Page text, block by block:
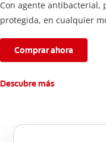
Con agente antibacterial,
protegida, en cualquier
Comprar ahora
Descubre más